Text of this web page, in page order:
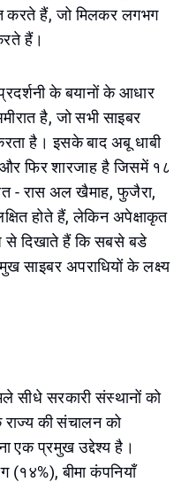
करते हैं, जो मिलकर लगभग
हैं।
के बयानों के आधार
है, जो सभी साइबर
है। इसके बाद अबू धाबी
फिर शारजाह है जिसमें १८
- रास अल खैमाह, फुजैरा,
होते हैं, लेकिन अपेक्षाकृत
दिखाते हैं कि सबसे बडे
साइबर अपराधियों के लक्ष्य
सीधे सरकारी संस्थानों को
राज्य की संचालन को
एक प्रमुख उद्देश्य है।
(१४%), बीमा कंपनियाँ